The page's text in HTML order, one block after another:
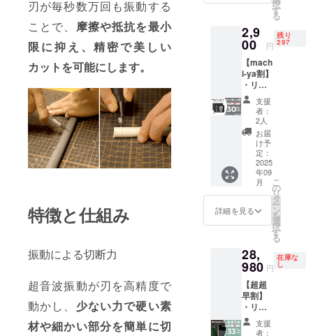
刃が毎秒数万回も振動する
ことで、 摩擦や抵抗を最小
限に抑え、精密で美しい
カットを可能にします。
特徴と仕組み
振動による切断力
超音波振動が刃を高精度で
動かし、 少ない力で硬い素
材や細かい部分を簡単に切
にて一
般販売
開始予
定で
す。
生する
可能性
があり
ます。
ご了承
頂いた
上でご
支援頂
けます
様お願
い致し
ます。
2025年
10月頃
からオ
ン
ショッ
般販売
開始予
定で
す。
る場合
があり
※皆様の
支援に
より量
産効率
が向上
した場
合、正
規販売
価格が
販売予
定価格
より下
がる可
能性も
品が発
生する
可能性
があり
ます。
ご了承
頂いた
上でご
3,680円
※リター
ンはす
べて
税・送
料込み
の金額
になり
ます。
※ご注文
状況、
使用部
材の供
給状
況、製
造工程
上の都
が遅れ
る場合
ます。
※皆様の
支援に
より量
産効率
択
す
る
2,9
00 円
残り
297
【mach
i-ya割】
・リ
ターン
内容：
A3カッ
ティン
グマッ
トロ
ボット
デザイ
ン ×１
セット
・一般
販売予
4,160円
※リター
ンはす
べて
税・送
料込み
の金額
になり
支援
者：
2人
お届
け予
定：
2025
年09
月
詳細を見る
こ
の
リ
タ
ー
ン
を
選
択
す
る
28,
980 円
在庫な
し
【超超
早割】
・リ
ターン
内容：
支援
者：